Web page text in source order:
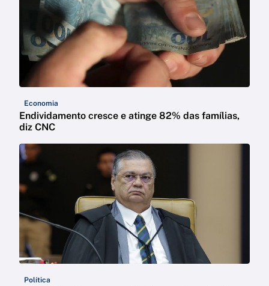
Economia
Endividamento cresce e atinge 82% das famílias,
diz CNC
Política